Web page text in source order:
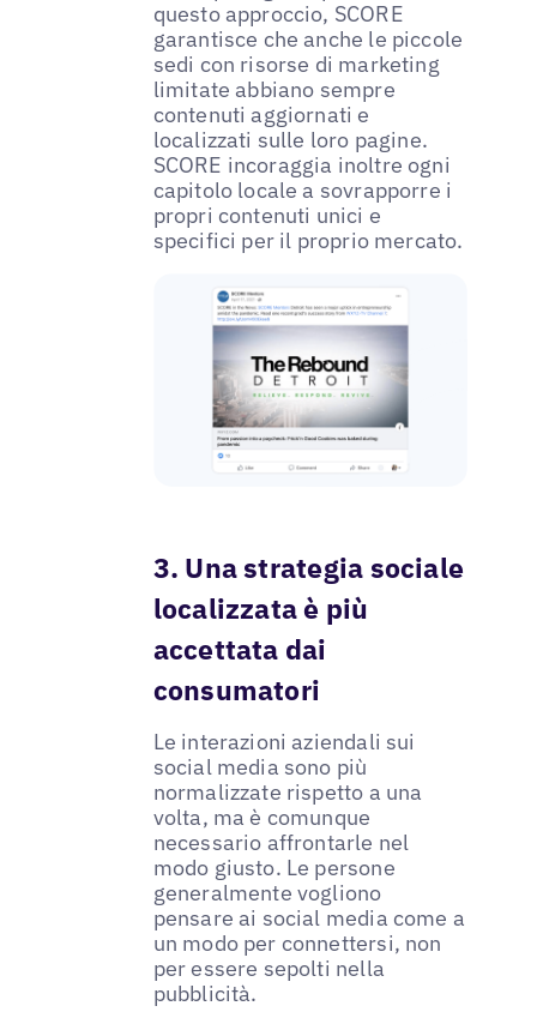
questo approccio, SCORE
garantisce che anche le piccole
sedi con risorse di marketing
limitate abbiano sempre
contenuti aggiornati e
localizzati sulle loro pagine.
SCORE incoraggia inoltre ogni
capitolo locale a sovrapporre i
propri contenuti unici e
specifici per il proprio mercato.
3. Una strategia sociale
localizzata è più
accettata dai
consumatori
Le interazioni aziendali sui
social media sono più
normalizzate rispetto a una
volta, ma è comunque
necessario affrontarle nel
modo giusto. Le persone
generalmente vogliono
pensare ai social media come a
un modo per connettersi, non
per essere sepolti nella
pubblicità.